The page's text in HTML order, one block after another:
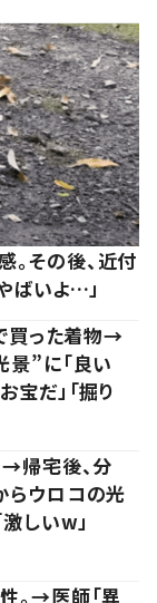
その後、近付
ばいよ…」
買った着物→
”に「良い
宝だ」「掘り
→帰宅後、分
ウロコの光
しいw」
。→医師「異